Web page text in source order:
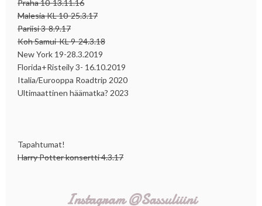
Praha 10-13.11.16
Malesia KL 10-25.3.17
Pariisi 3-8.9.17
Koh Samui-KL 9-24.3.18
New York 19-28.3.2019
Florida+Risteily 3- 16.10.2019
Italia/Eurooppa Roadtrip 2020
Ultimaattinen häämatka? 2023
Tapahtumat!
Harry Potter konsertti 4.3.17
Instagram @Sassuliiini